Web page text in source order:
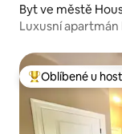
Byt ve městě
Luxusní
Nejlepší v
Oblíbené u